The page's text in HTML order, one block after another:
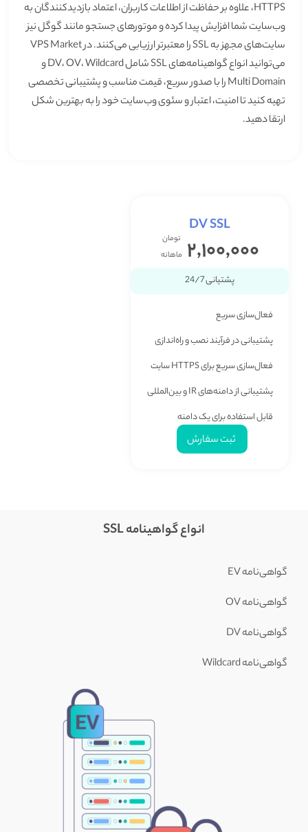
HTTPS، علاوه بر حفاظت از اطلاعات کاربران، اعتماد بازدیدکنندگان به
وب‌سایت شما افزایش پیدا کرده و موتورهای جستجو مانند گوگل نیز
سایت‌های مجهز به SSL را معتبرتر ارزیابی می‌کنند. در VPS Market
می‌توانید انواع گواهینامه‌های SSL شامل DV، OV، Wildcard و
Multi Domain را با صدور سریع، قیمت مناسب و پشتیبانی تخصصی
تهیه کنید تا امنیت، اعتبار و سئوی وب‌سایت خود را به بهترین شکل
ارتقا دهید.
DV SSL
۲,۱۰۰,۰۰۰
تومان
ماهانه
پشتیانی 24/7
فعال‌سازی سریع
پشتیبانی در فرآیند نصب و راه‌اندازی
فعال‌سازی سریع برای HTTPS سایت
پشتیبانی از دامنه‌های IR و بین‌المللی
قابل استفاده برای یک دامنه
ثبت سفارش
انواع گواهینامه SSL
گواهی‌نامه EV
گواهی‌نامه OV
گواهی‌نامه DV
گواهی‌نامه Wildcard